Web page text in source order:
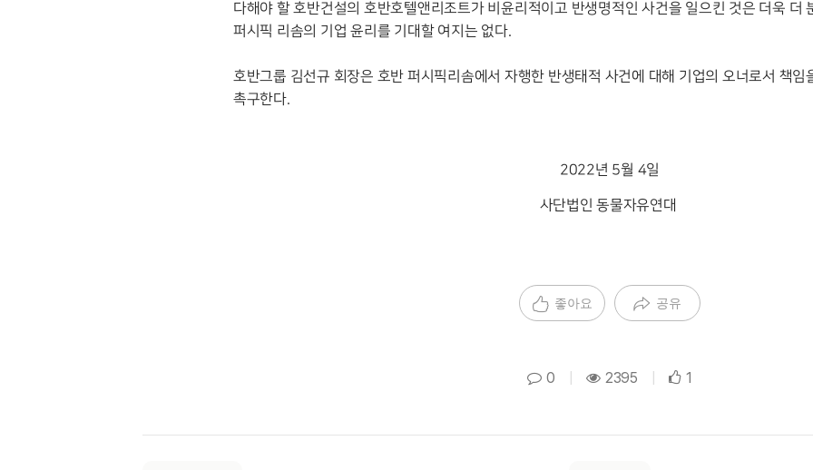
다해야 할 호반건설의 호반호텔앤리조트가 비윤리적이고 반생명적인 사건을 일으킨 것은 더욱 더
퍼시픽 리솜의 기업 윤리를 기대할 여지는 없다.
호반그룹 김선규 회장은 호반 퍼시픽리솜에서 자행한 반생태적 사건에 대해 기업의 오너로서 책임
촉구한다.
2022년 5월 4일
사단법인 동물자유연대
좋아요 공유
0 2395 1